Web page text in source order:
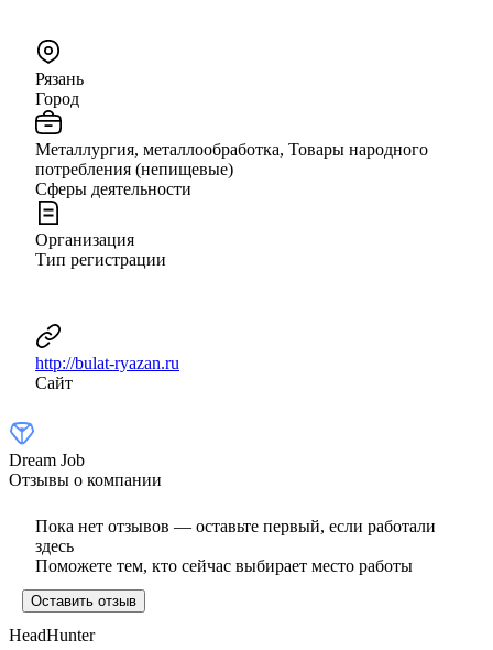
Рязань
Город
Металлургия, металлообработка, Товары народного
потребления (непищевые)
Сферы деятельности
Организация
Тип регистрации
http://bulat-ryazan.ru
Сайт
Dream Job
Отзывы о компании
Пока нет отзывов — оставьте первый, если работали
здесь
Поможете тем, кто сейчас выбирает место работы
Оставить отзыв
HeadHunter